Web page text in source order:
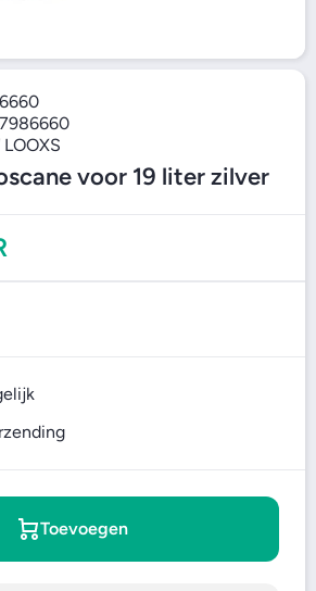
voor 19 liter zilver
Toevoegen